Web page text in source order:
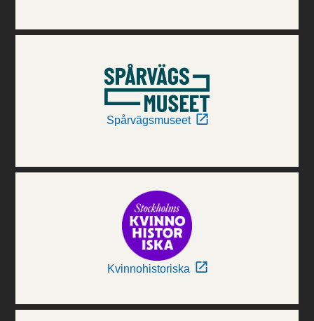
Spårvägsmuseet
Kvinnohistoriska